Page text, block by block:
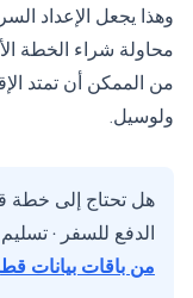
وهذا يجعل الإعداد
محاولة شراء الخطة
من الممكن أن تمتد
ولوسيل.
الدفع للسفر •
من باقات بيانات